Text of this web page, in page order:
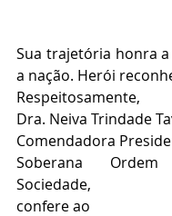
Sua trajetória honra
a nação. Herói
Respeitosamente,
Dra. Neiva Trindade
Comendadora
Soberana
Sociedade,
confere ao